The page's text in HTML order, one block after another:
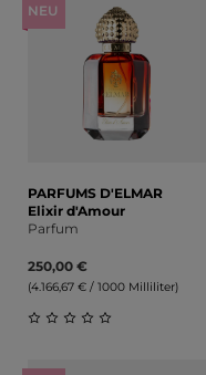
NEU
PARFUMS D'ELMAR
Elixir d'Amour
Parfum
250,00 €
(4.166,67 € / 1000 Milliliter)